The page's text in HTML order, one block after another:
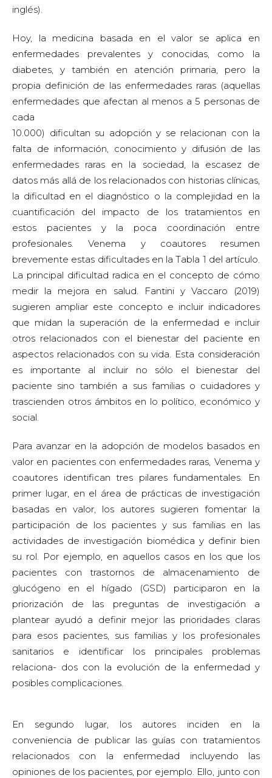
inglés).
Hoy, la medicina basada en el valor se aplica en
enfermedades prevalentes y conocidas, como la
diabetes, y también en atención primaria, pero la
propia definición de las enfermedades raras (aquellas
enfermedades que afectan al menos a 5 personas de
cada
10.000) dificultan su adopción y se relacionan con la
falta de información, conocimiento y difusión de las
enfermedades raras en la sociedad, la escasez de
datos más allá de los relacionados con historias clínicas,
la dificultad en el diagnóstico o la complejidad en la
cuantificación del impacto de los tratamientos en
estos pacientes y la poca coordinación entre
profesionales. Venema y coautores resumen
brevemente estas dificultades en la Tabla 1 del artículo.
La principal dificultad radica en el concepto de cómo
medir la mejora en salud. Fantini y Vaccaro (2019)
sugieren ampliar este concepto e incluir indicadores
que midan la superación de la enfermedad e incluir
otros relacionados con el bienestar del paciente en
aspectos relacionados con su vida. Esta consideración
es importante al incluir no sólo el bienestar del
paciente sino también a sus familias o cuidadores y
trascienden otros ámbitos en lo político, económico y
social.
Para avanzar en la adopción de modelos basados en
valor en pacientes con enfermedades raras, Venema y
coautores identifican tres pilares fundamentales. En
primer lugar, en el área de prácticas de investigación
basadas en valor, los autores sugieren fomentar la
participación de los pacientes y sus familias en las
actividades de investigación biomédica y definir bien
su rol. Por ejemplo, en aquellos casos en los que los
pacientes con trastornos de almacenamiento de
glucógeno en el hígado (GSD) participaron en la
priorización de las preguntas de investigación a
plantear ayudó a definir mejor las prioridades claras
para esos pacientes, sus familias y los profesionales
sanitarios e identificar los principales problemas
relaciona- dos con la evolución de la enfermedad y
posibles complicaciones.
En segundo lugar, los autores inciden en la
conveniencia de publicar las guías con tratamientos
relacionados con la enfermedad incluyendo las
opiniones de los pacientes, por ejemplo. Ello, junto con